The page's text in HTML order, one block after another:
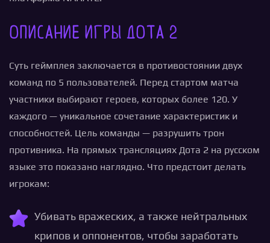
Описание игры Дота 2
Суть геймплея заключается в противостоянии двух
команд по 5 пользователей. Перед стартом матча
участники выбирают героев, которых более 120. У
каждого — уникальное сочетание характеристик и
способностей. Цель команды — разрушить трон
противника. На прямых трансляциях Дота 2 на русском
языке это показано наглядно. Что предстоит делать
игрокам:
Убивать вражеских, а также нейтральных
крипов и оппонентов, чтобы заработать